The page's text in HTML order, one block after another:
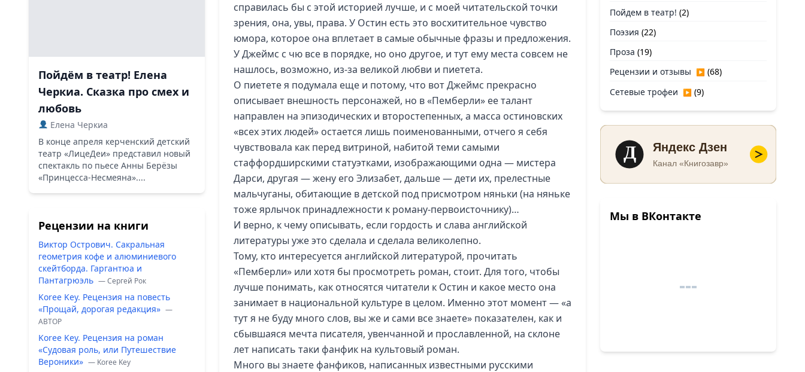
Пойдём в театр! Елена
Черкиа. Сказка про смех и
любовь
Елена Черкиа
В конце апреля керченский детский
театр «ЛицеДеи» представил новый
спектакль по пьесе Анны Берёзы
«Принцесса-Несмеяна»....
Рецензии на книги
Виктор Острович. Сакральная
геометрия кофе и алюминиевого
скейтборда. Гаргантюа и
Пантагрюэль — Сергей Рок
Koree Key. Рецензия на повесть
«Прощай, дорогая редакция» —
ABTOP
Koree Key. Рецензия на роман
«Судовая роль, или Путешествие
Вероники» — Koree Key
справилась бы с этой историей лучше, и с моей читательской точки
зрения, она, увы, права. У Остин есть это восхитительное чувство
юмора, которое она вплетает в самые обычные фразы и предложения.
У Джеймс с чю все в порядке, но оно другое, и тут ему места совсем не
нашлось, возможно, из-за великой любви и пиетета.
О пиетете я подумала еще и потому, что вот Джеймс прекрасно
описывает внешность персонажей, но в «Пемберли» ее талант
направлен на эпизодических и второстепенных, а масса остиновских
«всех этих людей» остается лишь поименованными, отчего я себя
чувствовала как перед витриной, набитой теми самыми
стаффордширскими статуэтками, изображающими одна — мистера
Дарси, другая — жену его Элизабет, дальше — дети их, прелестные
мальчуганы, обитающие в детской под присмотром няньки (на няньке
тоже ярлычок принадлежности к роману-первоисточнику)…
И верно, к чему описывать, если гордость и слава английской
литературы уже это сделала и сделала великолепно.
Тому, кто интересуется английской литературой, прочитать
«Пемберли» или хотя бы просмотреть роман, стоит. Для того, чтобы
лучше понимать, как относятся читатели к Остин и какое место она
занимает в национальной культуре в целом. Именно этот момент — «а
тут я не буду много слов, вы же и сами все знаете» показателен, как и
сбывшаяся мечта писателя, увенчанной и прославленной, на склоне
лет написать таки фанфик на культовый роман.
Много вы знаете фанфиков, написанных известными русскими
Пойдем в театр! (2)
Поэзия (22)
Проза (19)
Рецензии и отзывы ▶ (68)
Сетевые трофеи ▶ (9)
Д Яндекс Дзен
Канал «Книгозавр»
Мы в ВКонтакте